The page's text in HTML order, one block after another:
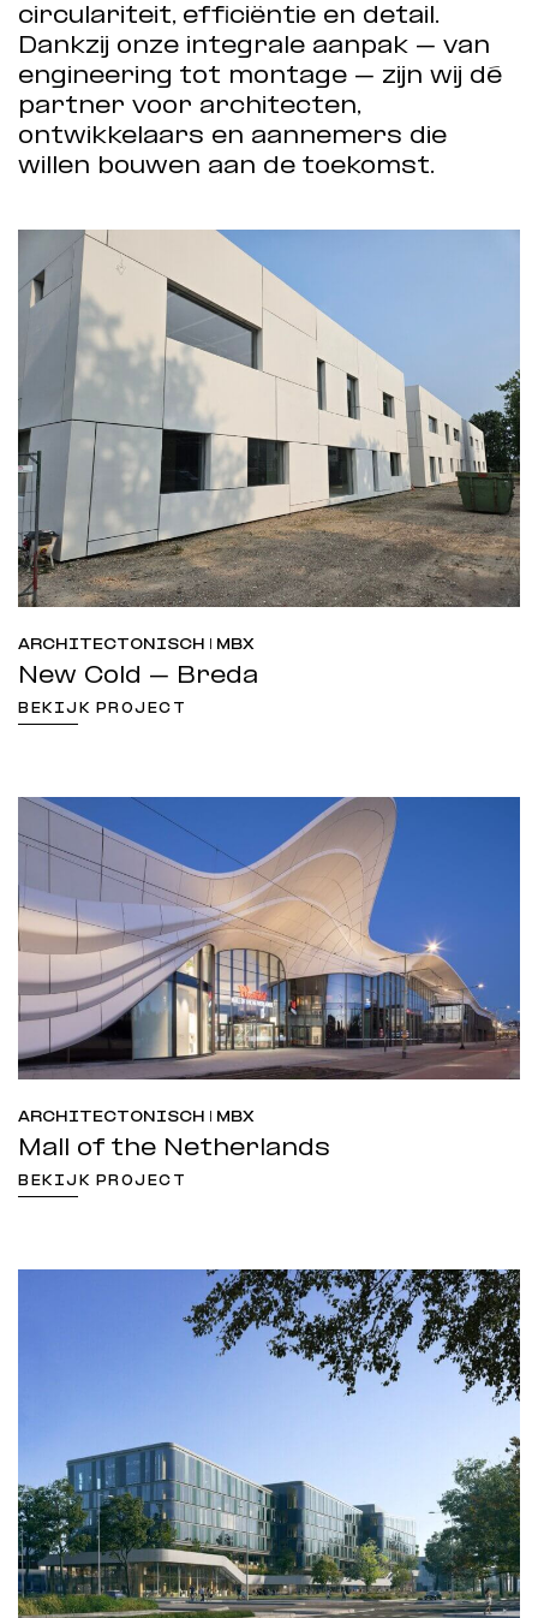
circulariteit, efficiëntie en detail.
Dankzij onze integrale aanpak – van
engineering tot montage – zijn wij dé
partner voor architecten,
ontwikkelaars en aannemers die
willen bouwen aan de toekomst.
ARCHITECTONISCH | MBX
New Cold – Breda
BEKIJK PROJECT
ARCHITECTONISCH | MBX
Mall of the Netherlands
BEKIJK PROJECT